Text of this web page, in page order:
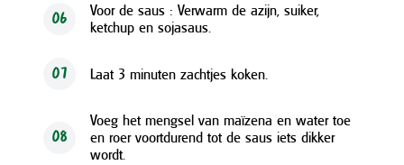
06
Voor de saus : Verwarm de azijn, suiker,
ketchup en sojasaus.
07 Laat 3 minuten zachtjes koken.
08
Voeg het mengsel van maïzena en water toe
en roer voortdurend tot de saus iets dikker
wordt.